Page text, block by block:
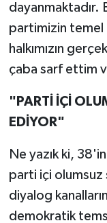
dayanmaktadır.
partimizin temel
halkımızın
çaba sarf ettim
"PARTİ İÇİ
EDİYOR"
Ne yazık ki,
parti içi olumsuz
diyalog
demokratik